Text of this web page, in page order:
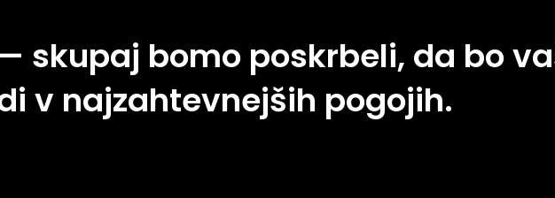
skupaj bomo poskrbeli, da bo
v najzahtevnejših pogojih.